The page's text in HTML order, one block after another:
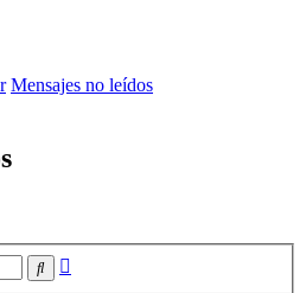
Mensajes no leídos
Buscar